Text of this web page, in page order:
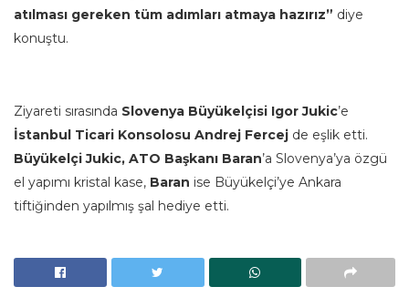
atılması gereken tüm adımları atmaya hazırız” diye
konuştu.
Ziyareti sırasında Slovenya Büyükelçisi Igor Jukic’e
İstanbul Ticari Konsolosu Andrej Fercej de eşlik etti.
Büyükelçi Jukic, ATO Başkanı Baran’a Slovenya’ya özgü
el yapımı kristal kase, Baran ise Büyükelçi’ye Ankara
tiftiğinden yapılmış şal hediye etti.